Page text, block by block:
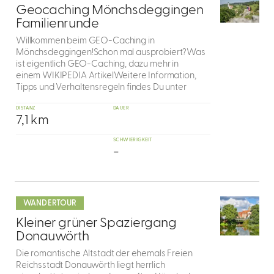
4
Geocaching Mönchsdeggingen
Familienrunde
Willkommen beim GEO-Caching in
Mönchsdeggingen!Schon mal ausprobiert?Was
ist eigentlich GEO-Caching, dazu mehr in
einem WIKIPEDIA ArtikelWeitere Information,
Tipps und Verhaltensregeln findes Du unter
DISTANZ
7,1 km
DAUER
SCHWIERIGKEIT
-
WANDERTOUR
5
Kleiner grüner Spaziergang
Donauwörth
Die romantische Altstadt der ehemals Freien
Reichsstadt Donauwörth liegt herrlich
dazu